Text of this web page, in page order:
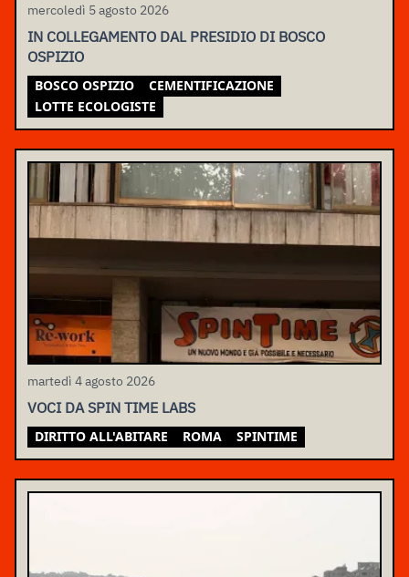
mercoledì 5 agosto 2026
IN COLLEGAMENTO DAL PRESIDIO DI BOSCO
OSPIZIO
BOSCO OSPIZIO
CEMENTIFICAZIONE
LOTTE ECOLOGISTE
martedì 4 agosto 2026
VOCI DA SPIN TIME LABS
DIRITTO ALL'ABITARE ROMA SPINTIME